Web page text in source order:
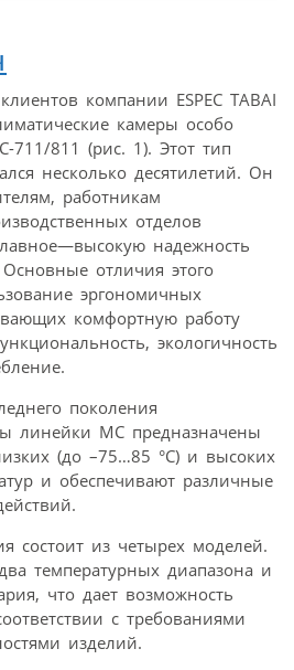
компании ESPEC TABAI
камеры особо
711/811 (рис. 1). Этот тип
несколько десятилетий. Он
работникам
отделов
надежность
отличия этого
эргономичных
комфортную работу
экологичность
линейки МС предназначены
(до –75…85 °С) и высоких
и обеспечивают различные
состоит из четырех моделей.
температурных диапазона и
что дает возможность
с требованиями
изделий.